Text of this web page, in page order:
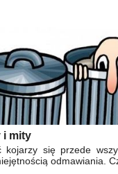
i mity
kojarzy się przede
odmawiania.